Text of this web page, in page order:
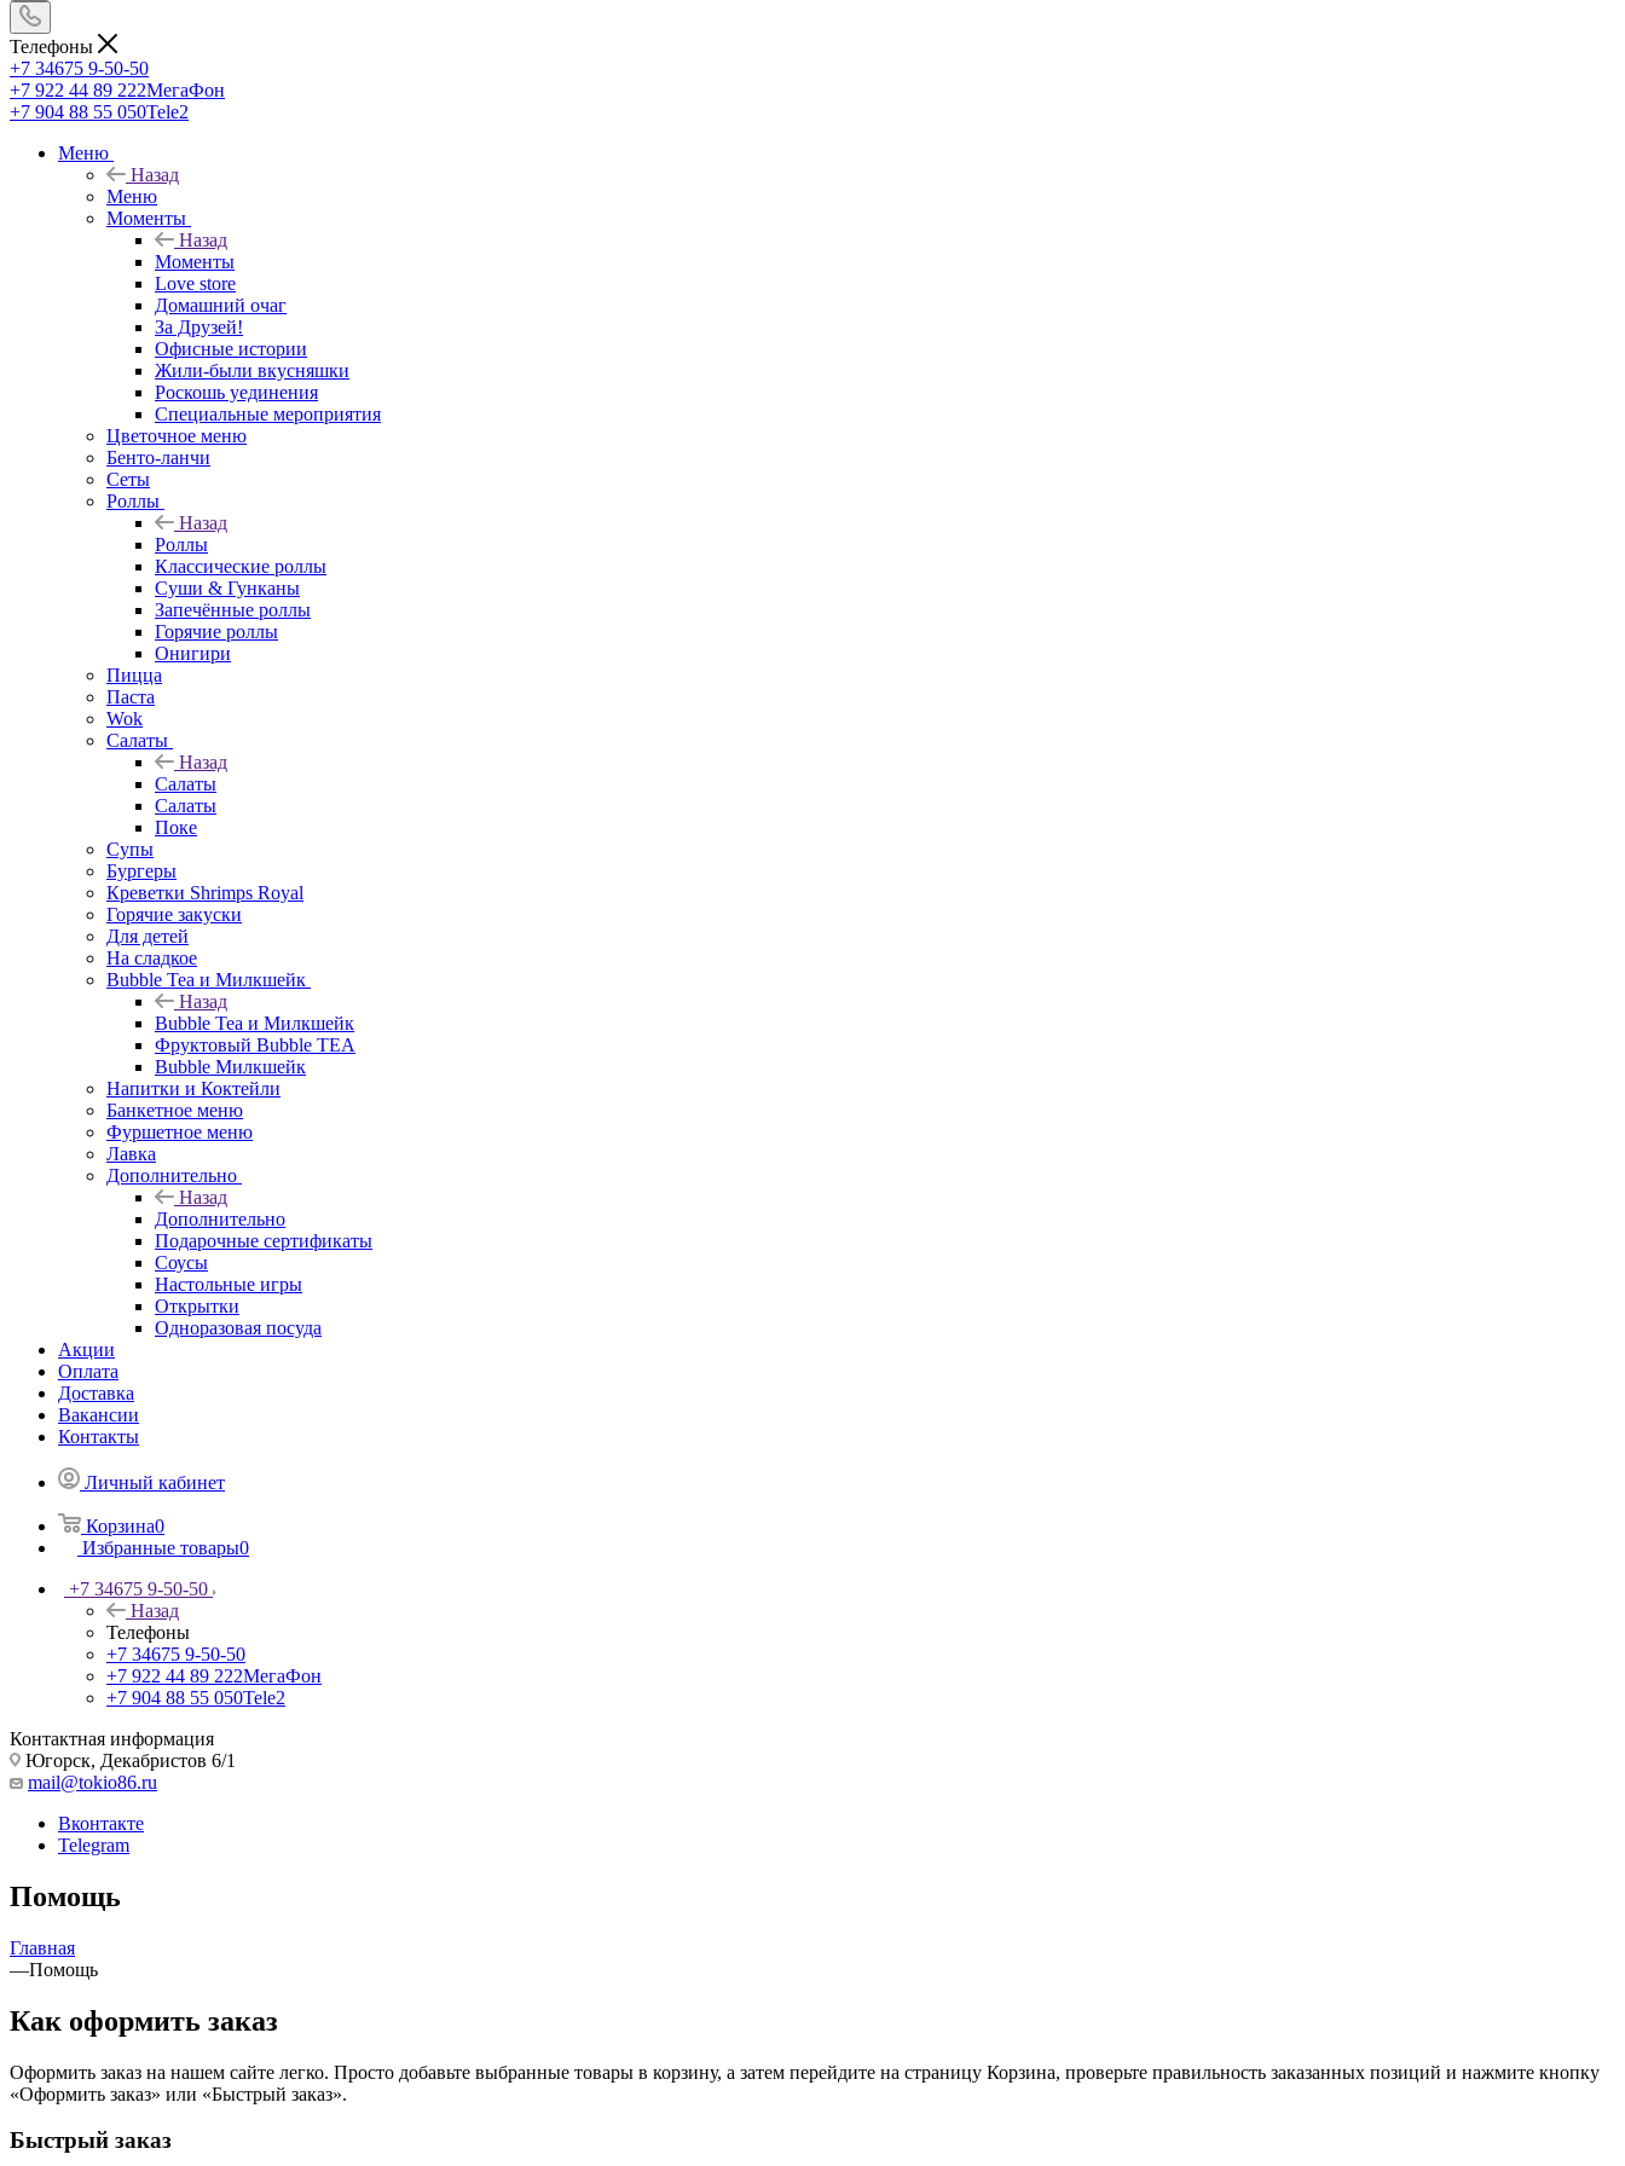
Телефоны
+7 34675 9-50-50
+7 922 44 89 222МегаФон
+7 904 88 55 050Tele2
Меню
Назад
Меню
Моменты
Назад
Моменты
Love store
Домашний очаг
За Друзей!
Офисные истории
Жили-были вкусняшки
Роскошь уединения
Специальные мероприятия
Цветочное меню
Бенто-ланчи
Сеты
Роллы
Назад
Роллы
Классические роллы
Суши & Гунканы
Запечённые роллы
Горячие роллы
Онигири
Пицца
Паста
Wok
Салаты
Назад
Салаты
Салаты
Поке
Супы
Бургеры
Креветки Shrimps Royal
Горячие закуски
Для детей
На сладкое
Bubble Tea и Милкшейк
Назад
Bubble Tea и Милкшейк
Фруктовый Bubble TEA
Bubble Милкшейк
Напитки и Коктейли
Банкетное меню
Фуршетное меню
Лавка
Дополнительно
Назад
Дополнительно
Подарочные сертификаты
Соусы
Настольные игры
Открытки
Одноразовая посуда
Акции
Оплата
Доставка
Вакансии
Контакты
Личный кабинет
Корзина0
Избранные товары0
+7 34675 9-50-50
Назад
Телефоны
+7 34675 9-50-50
+7 922 44 89 222МегаФон
+7 904 88 55 050Tele2
Контактная информация
Югорск, Декабристов 6/1
mail@tokio86.ru
Вконтакте
Telegram
Помощь
Главная
—Помощь
Как оформить заказ
Оформить заказ на нашем сайте легко. Просто добавьте выбранные товары в корзину, а затем перейдите на страницу Корзина, проверьте правильность заказанных позиций и нажмите кнопку
«Оформить заказ» или «Быстрый заказ».
Быстрый заказ